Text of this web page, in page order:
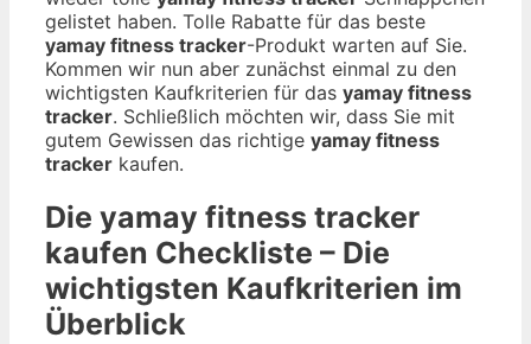
gelistet haben. Tolle Rabatte für das beste
yamay fitness tracker-Produkt warten auf Sie.
Kommen wir nun aber zunächst einmal zu den
wichtigsten Kaufkriterien für das yamay fitness
tracker. Schließlich möchten wir, dass Sie mit
gutem Gewissen das richtige yamay fitness
tracker kaufen.
Die yamay fitness tracker
kaufen Checkliste – Die
wichtigsten Kaufkriterien im
Überblick